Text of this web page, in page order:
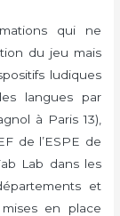
qui ne
du jeu mais
ludiques
langues par
à Paris 13),
de l’ESPE de
Lab dans les
et
en place